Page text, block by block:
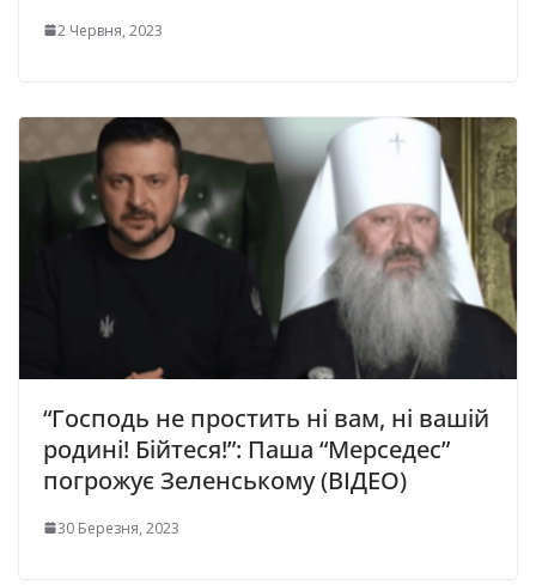
2 Червня, 2023
“Господь не простить ні вам, ні вашій
родині! Бійтеся!”: Паша “Мерседес”
погрожує Зеленському (ВІДЕО)
30 Березня, 2023